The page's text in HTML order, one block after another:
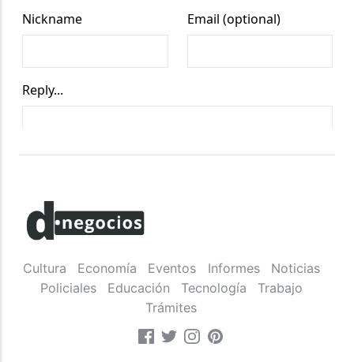
Cultura Economía Eventos Informes
Noticias
Policiales
Educación Tecnología
Trabajo
Trámites